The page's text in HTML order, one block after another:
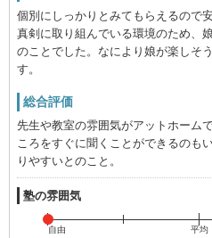
個別にしっかりとみてもらえるので
真剣に取り組んでいる環境のため、
のことでした。なにより娘が楽しそ
す。
総合評価
先生や教室の雰囲気がアットホーム
ころをすぐに聞くことができるのも
りやすいとのこと。
塾の雰囲気
自由 平均